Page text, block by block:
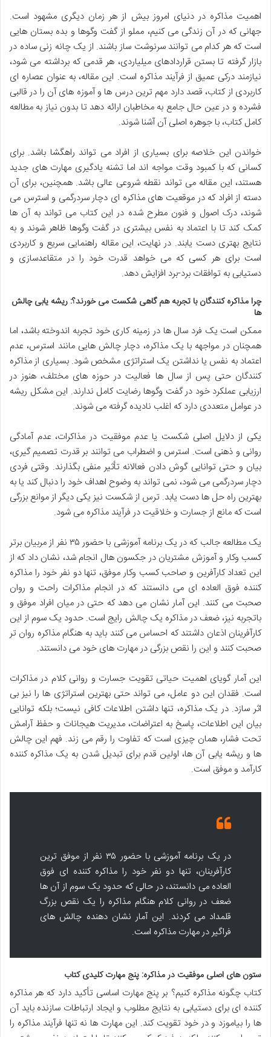
اهمیت مذاکره در دنیای امروز بیش از هر زمان دیگری مشهود است.
جهانی که در آن زندگی می کنیم، مملو از گفت وگوها و بده بستان هایی
است که هر کدام می توانند سرنوشت ساز باشند. از یک چانه زنی ساده در
بازار گرفته تا بستن قراردادهای میلیاردی، هر قدمی که برداشته می شود،
نیازمند درکی عمیق از فرآیند مذاکره است. این مقاله، به عنوان عصاره ای
کاربردی از کتاب، قصد دارد مهم ترین درس ها و آموزه های آن را در قالبی
فشرده و در عین حال جامع به مخاطبان ارائه دهد تا بدون نیاز به مطالعه
کامل کتاب، با جوهره اصلی آن آشنا شوند.
خواندن این خلاصه برای بسیاری از افراد می تواند راهگشا باشد. برای
کسانی که با کمبود وقت مواجه اند اما تشنه یادگیری مهارت های جدید
هستند، این مقاله می تواند نقطه شروعی عالی باشد. همچنین، برای آن
دسته از افراد که در موقعیت های مذاکره ای دچار سردرگمی و استرس می
شوند، درک اصول و فنون مطرح شده در این کتاب می تواند به آن ها
کمک کند تا با اعتماد به نفس بیشتری در گفت وگوها ظاهر شوند و به
نتایج بهتری دست یابند. در نهایت، این مقاله راهنمایی سریع و کاربردی
است برای هر کسی که می خواهد قدرت خود را در متقاعدسازی و
دستیابی به توافقات برد-برد افزایش دهد.
چرا مذاکره کنندگان با تجربه هم گاهی شکست می خورند؟: ریشه یابی چالش
ها
ممکن است یک فرد سال ها در زمینه کاری خود تجربه اندوخته باشد، اما
همچنان در مواجهه با یک مذاکره، دچار چالش هایی مانند استرس، عدم
اعتماد به نفس یا نداشتن یک استراتژی مشخص شود. بسیاری از مذاکره
کنندگان حتی پس از سال ها فعالیت در حوزه های مختلف، هنوز در
ارزیابی عملکرد خود در گفت وگوها رضایت کامل ندارند. این مشکل ریشه
در عوامل متعددی دارد که اغلب نادیده گرفته می شوند.
یکی از دلایل اصلی شکست یا عدم موفقیت در مذاکرات، عدم آمادگی
روانی و ذهنی است. استرس و اضطراب می توانند بر قدرت تصمیم گیری،
بیان و حتی توانایی گوش دادن فعالانه تأثیر منفی بگذارند. وقتی فردی
دچار سردرگمی می شود، نمی تواند به وضوح اهداف خود را دنبال کند یا به
بهترین راه حل ها دست یابد. ترس از شکست نیز یکی دیگر از موانع بزرگی
است که مانع از جسارت و خلاقیت در فرآیند مذاکره می شود.
یک مطالعه جالب که در یک برنامه آموزشی با حضور ۳۵ نفر از مربیان برتر
کسب وکار و آموزش مشتریان در جکسون هال انجام شد، نشان داد که از
این تعداد کارآفرین و صاحب کسب وکار موفق، تنها دو نفر خود را مذاکره
کننده فوق العاده ای می دانستند که در انجام مذاکرات راحت و روان
صحبت می کنند. این آمار نشان می دهد که حتی در میان افراد موفق و
باتجربه نیز، ضعف در مذاکره یک چالش رایج است. حدود یک سوم از این
کارآفرینان اذعان داشتند که احساس می کنند باید به هنگام مذاکره روان تر
صحبت کنند و این را نقص بزرگی در مهارت های خود می دانستند.
این آمار گویای اهمیت حیاتی تقویت جسارت و روانی کلام در مذاکرات
است. فقدان این دو عامل، می تواند حتی بهترین استراتژی ها را نیز بی
اثر سازد. در یک مذاکره، تنها داشتن اطلاعات کافی نیست؛ بلکه توانایی
بیان این اطلاعات، پاسخ به اعتراضات، مدیریت هیجانات و حفظ آرامش
تحت فشار، همان چیزی است که تفاوت را رقم می زند. فهم این چالش
ها و ریشه یابی آن ها، اولین قدم برای تبدیل شدن به یک مذاکره کننده
کارآمد و موفق است.
در یک برنامه آموزشی با حضور ۳۵ نفر از موفق ترین
کارآفرینان، تنها دو نفر خود را مذاکره کننده ای فوق
العاده می دانستند، در حالی که حدود یک سوم از آن ها
ضعف در روانی کلام هنگام مذاکره را یک نقص بزرگ
قلمداد می کردند. این آمار نشان دهنده چالش های
فراگیر در مهارت مذاکره است.
ستون های اصلی موفقیت در مذاکره: پنج مهارت کلیدی کتاب
کتاب چگونه مذاکره کنیم؟ بر پنج مهارت اساسی تأکید دارد که هر مذاکره
کننده ای برای دستیابی به نتایج مطلوب و ایجاد ارتباطات سازنده باید آن
ها را بیاموزد و در خود تقویت کند. این مهارت ها نه تنها فرآیند مذاکره را